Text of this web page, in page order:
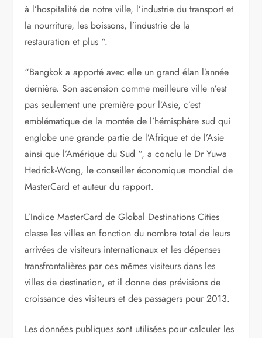
à l’hospitalité de notre ville, l’industrie du transport et
la nourriture, les boissons, l’industrie de la
restauration et plus “.
“Bangkok a apporté avec elle un grand élan l’année
dernière. Son ascension comme meilleure ville n’est
pas seulement une première pour l’Asie, c’est
emblématique de la montée de l’hémisphère sud qui
englobe une grande partie de l’Afrique et de l’Asie
ainsi que l’Amérique du Sud “, a conclu le Dr Yuwa
Hedrick-Wong, le conseiller économique mondial de
MasterCard et auteur du rapport.
L’Indice MasterCard de Global Destinations Cities
classe les villes en fonction du nombre total de leurs
arrivées de visiteurs internationaux et les dépenses
transfrontalières par ces mêmes visiteurs dans les
villes de destination, et il donne des prévisions de
croissance des visiteurs et des passagers pour 2013.
Les données publiques sont utilisées pour calculer les